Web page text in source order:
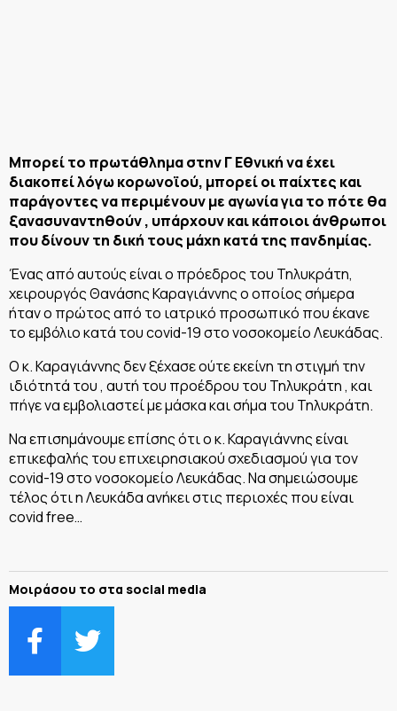
Μπορεί το πρωτάθλημα στην Γ Εθνική να έχει
διακοπεί λόγω κορωνοϊού, μπορεί οι παίχτες και
παράγοντες να περιμένουν με αγωνία για το πότε θα
ξανασυναντηθούν , υπάρχουν και κάποιοι άνθρωποι
που δίνουν τη δική τους μάχη κατά της πανδημίας.
Ένας από αυτούς είναι ο πρόεδρος του Τηλυκράτη,
χειρουργός Θανάσης Καραγιάννης ο οποίος σήμερα
ήταν ο πρώτος από το ιατρικό προσωπικό που έκανε
το εμβόλιο κατά του covid-19 στο νοσοκομείο Λευκάδας.
Ο κ. Καραγιάννης δεν ξέχασε ούτε εκείνη τη στιγμή την
ιδιότητά του , αυτή του προέδρου του Τηλυκράτη , και
πήγε να εμβολιαστεί με μάσκα και σήμα του Τηλυκράτη.
Να επισημάνουμε επίσης ότι ο κ. Καραγιάννης είναι
επικεφαλής του επιχειρησιακού σχεδιασμού για τον
covid-19 στο νοσοκομείο Λευκάδας. Να σημειώσουμε
τέλος ότι η Λευκάδα ανήκει στις περιοχές που είναι
covid free…
Μοιράσου το στα social media